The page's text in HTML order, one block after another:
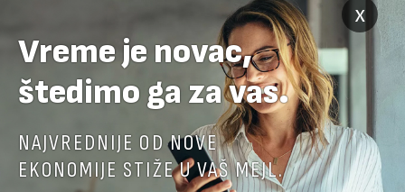
x
Vreme je novac,
štedimo ga za vas.
NAJVREDNIJE OD NOVE
EKONOMIJE STIŽE U VAŠ MEJL.